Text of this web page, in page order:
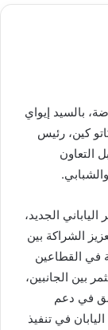
بالسيد إيواي
كين، رئيس
التعاون
الجديد،
الشراكة بين
في القطاعين
بين الجانبين،
في دعم
في تنفيذ